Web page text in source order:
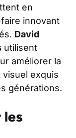
en
innovant
David
utilisent
améliorer la
visuel exquis
générations.
les